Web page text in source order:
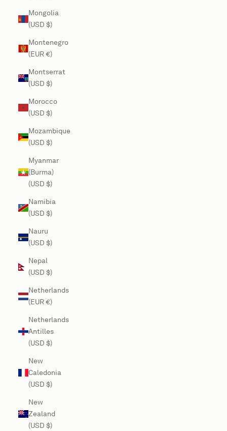
Mongolia
(USD $)
Montenegro
(EUR €)
Montserrat
(USD $)
Morocco
(USD $)
Mozambique
(USD $)
Myanmar
(Burma)
(USD $)
Namibia
(USD $)
Nauru
(USD $)
Nepal
(USD $)
Netherlands
(EUR €)
Netherlands
Antilles
(USD $)
New
Caledonia
(USD $)
New
Zealand
(USD $)